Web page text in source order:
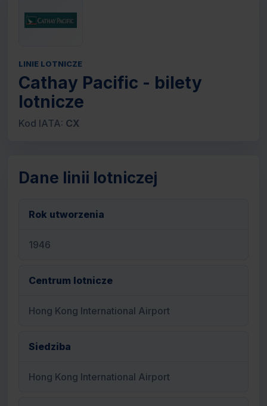
LINIE LOTNICZE
Cathay Pacific - bilety
lotnicze
Kod IATA: CX
Dane linii lotniczej
Rok utworzenia
1946
Centrum lotnicze
Hong Kong International Airport
Siedziba
Hong Kong International Airport